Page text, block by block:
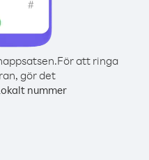
För att ringa
gör det
nummer